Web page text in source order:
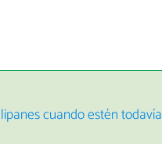
cuando estén todavía